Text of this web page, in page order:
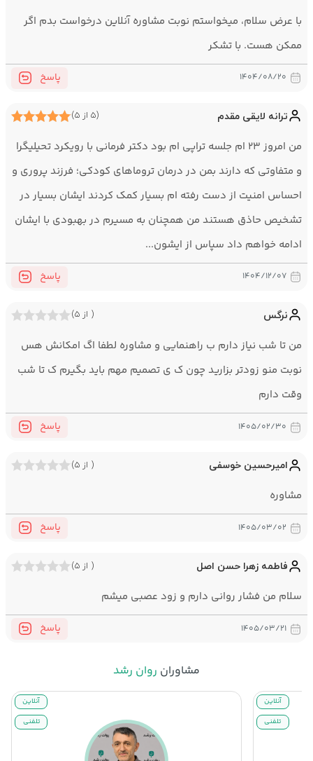
با عرض سلام، میخواستم نوبت مشاوره آنلاین درخواست بدم اگر
ممکن هست. با تشکر
۱۴۰۴/۰۸/۲۰ پاسخ
ترانه لایقی مقدم (۵ از ۵)
من امروز ۲۳ ام جلسه تراپی ام بود دکتر فرمانی با رویکرد تحیلیگرا
و متفاوتی که دارند بمن در درمان تروماهای کودکی؛ فرزند پروری و
احساس امنیت از دست رفته ام بسیار کمک کردند ایشان بسیار در
تشخیص حاذق هستند من همچنان به مسیرم در بهبودی با ایشان
ادامه خواهم داد سپاس از ایشون...
۱۴۰۴/۱۲/۰۷ پاسخ
نرگس ( از ۵)
من تا شب نیاز دارم ب راهنمایی و مشاوره لطفا اگ امکانش هس
نوبت منو زودتر بزارید چون ک ی تصمیم مهم باید بگیرم ک تا شب
وقت دارم
۱۴۰۵/۰۲/۳۰ پاسخ
امیرحسین خوسفی ( از ۵)
مشاوره
۱۴۰۵/۰۳/۰۲ پاسخ
فاطمه زهرا حسن اصل ( از ۵)
سلام من فشار روانی دارم و زود عصبی میشم
۱۴۰۵/۰۳/۲۱ پاسخ
مشاوران روان رشد
آنلاین
تلفنی
آنلاین
تلفنی